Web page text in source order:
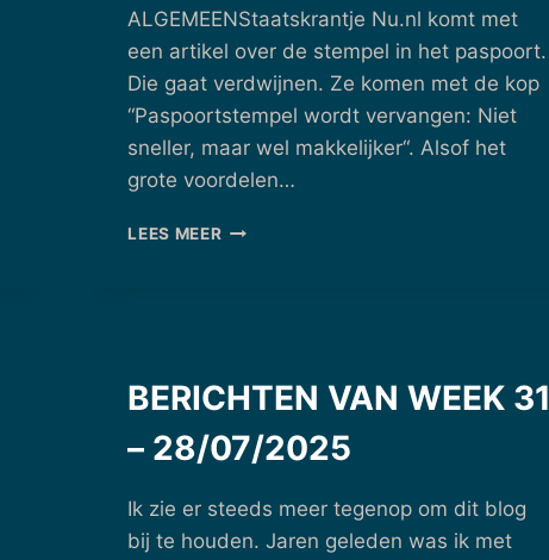
ALGEMEENStaatskrantje Nu.nl komt met
een artikel over de stempel in het paspoort.
Die gaat verdwijnen. Ze komen met de kop
“Paspoortstempel wordt vervangen: Niet
sneller, maar wel makkelijker“. Alsof het
grote voordelen…
LEES MEERBERICHTEN
BERICHTEN VAN WEEK 31
– 28/07/2025
Ik zie er steeds meer tegenop om dit blog
bij te houden. Jaren geleden was ik met